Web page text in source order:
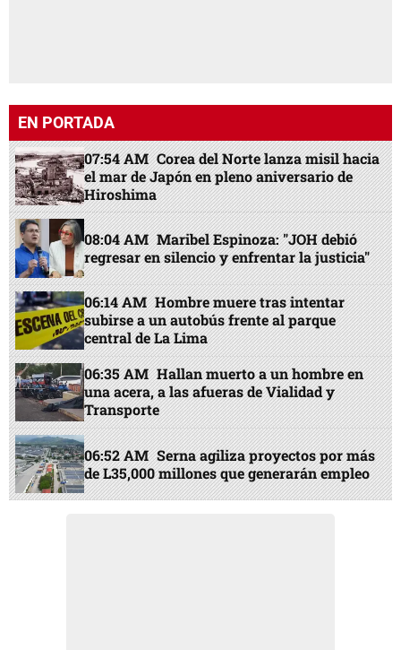
EN PORTADA
07:54 AM Corea del Norte lanza misil hacia
el mar de Japón en pleno aniversario de
Hiroshima
08:04 AM Maribel Espinoza: "JOH debió
regresar en silencio y enfrentar la justicia"
06:14 AM Hombre muere tras intentar
subirse a un autobús frente al parque
central de La Lima
06:35 AM Hallan muerto a un hombre en
una acera, a las afueras de Vialidad y
Transporte
06:52 AM Serna agiliza proyectos por más
de L35,000 millones que generarán empleo